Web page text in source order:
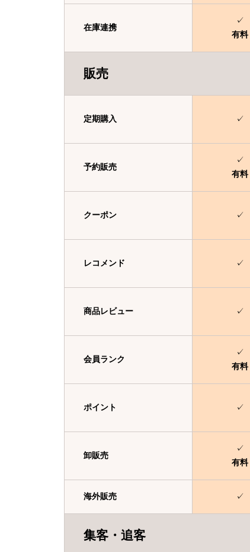
在庫連携
✓
有料
販売
定期購入 ✓
予約販売
✓
有料
クーポン ✓
レコメンド ✓
商品レビュー ✓
会員ランク
✓
有料
ポイント ✓
卸販売
✓
有料
海外販売 ✓
集客・追客